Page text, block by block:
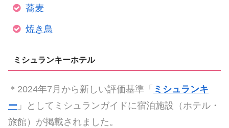
蕎麦
焼き鳥
ミシュランキーホテル
＊2024年7月から新しい評価基準「 ミシュランキ
ー 」としてミシュランガイドに宿泊施設（ホテル・
旅館）が掲載されました。